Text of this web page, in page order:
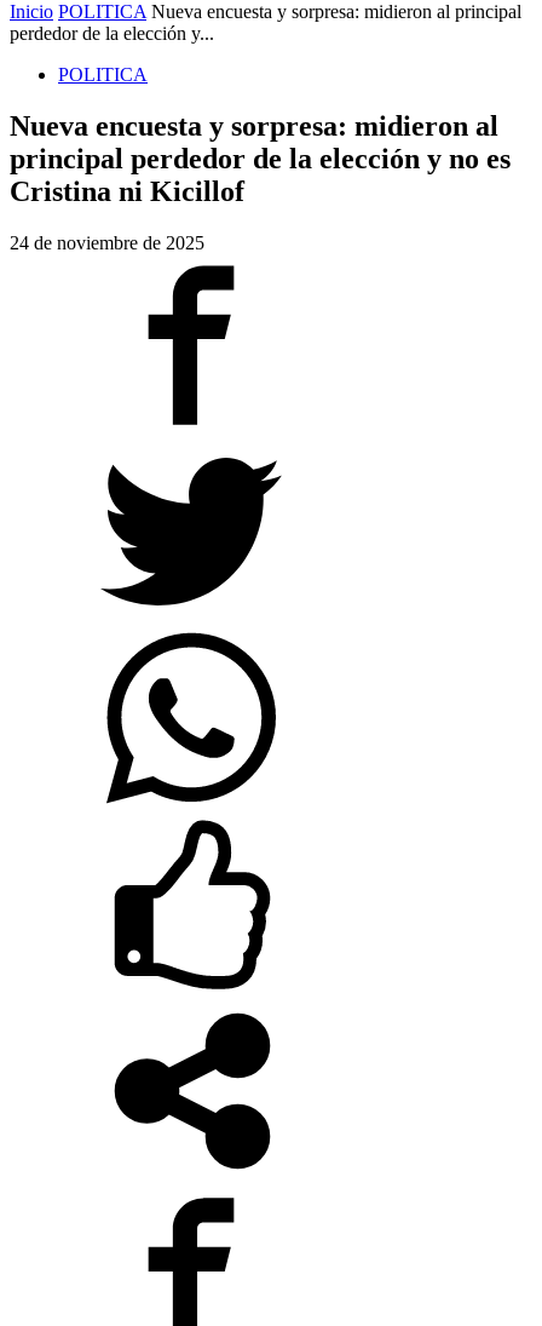
Inicio POLITICA Nueva encuesta y sorpresa: midieron al principal
perdedor de la elección y...
POLITICA
Nueva encuesta y sorpresa: midieron al
principal perdedor de la elección y no es
Cristina ni Kicillof
24 de noviembre de 2025